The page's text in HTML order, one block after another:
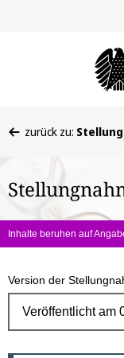
befinden
hier:
zurück zu:
Inhalte beruhen auf
Version der